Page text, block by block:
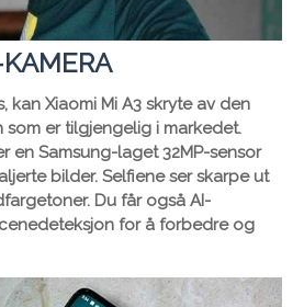
kan Xiaomi Mi A3 skryte av den
som er tilgjengelig i markedet.
en Samsung-laget 32MP-sensor
bilder. Selfiene ser skarpe ut
Du får også AI-
for å forbedre og